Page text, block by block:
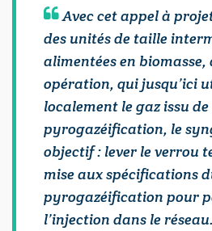
Avec cet appel à
des unités de taille
alimentées en biomasse,
opération, qui jusqu’ici
localement le gaz issu de
pyrogazéification, le
objectif : lever le verrou
mise aux spécifications
pyrogazéification pour
l’injection dans le